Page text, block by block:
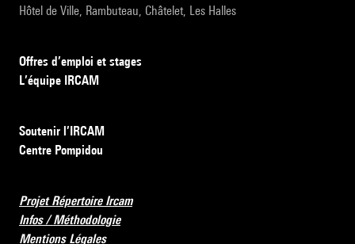
Hôtel de Ville, Rambuteau, Châtelet, Les Halles
Offres d’emploi et stages
L’équipe IRCAM
Soutenir l’IRCAM
Centre Pompidou
Projet Répertoire Ircam
Infos / Méthodologie
Mentions Légales